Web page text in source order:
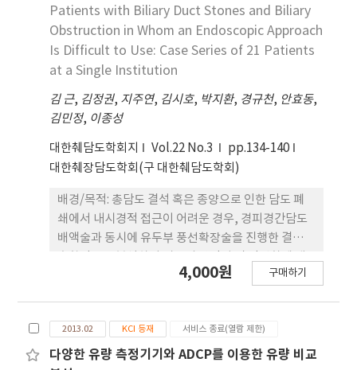
Patients with Biliary Duct Stones and Biliary
Obstruction in Whom an Endoscopic Approach
Is Difficult to Use: Case Series of 21 Patients
at a Single Institution
김 근, 김정권, 지주연, 김시호, 박지환, 경규천, 안효동,
김민정, 이종성
대한췌담도학회지 Vol.22 No.3
pp.134-140
대한췌장담도학회(구 대한췌담도학회)
배경/목적: 총담도 결석 혹은 종양으로 인한 담도 폐
쇄에서 내시경적 접근이 어려운 경우, 경피경간담도
배액술과 동시에 유두부 풍선확장술을 진행한 결과를
해 알아보고자 하였다. 방법: 2012년부터 2015년까지
명을 후향적으로 조사하였다. 결과: 21명 중 16명
(76.2%)의 환자에서 경피경간담도배액 술과 동시에
4,000원 구매하기
2013.02 KCI 등재 서비스 종료(열람 제한)
다양한 유량 측정기기와 ADCP를 이용한 유량 비교